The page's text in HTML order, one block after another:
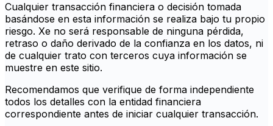
Cualquier transacción financiera o decisión tomada
basándose en esta información se realiza bajo tu propio
riesgo. Xe no será responsable de ninguna pérdida,
retraso o daño derivado de la confianza en los datos, ni
de cualquier trato con terceros cuya información se
muestre en este sitio.
Recomendamos que verifique de forma independiente
todos los detalles con la entidad financiera
correspondiente antes de iniciar cualquier transacción.